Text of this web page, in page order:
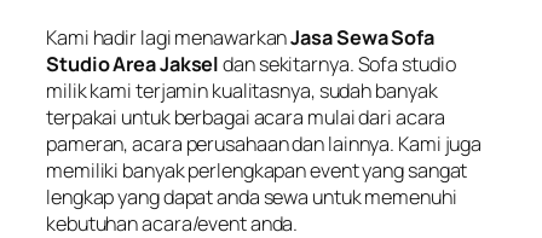
Kami hadir lagi menawarkanJasa Sewa Sofa
Studio Area Jakseldan sekitarnya. Sofa studio
milik kami terjamin kualitasnya, sudah banyak
terpakai untuk berbagai acara mulai dari acara
pameran, acara perusahaan dan lainnya. Kami juga
memiliki banyak perlengkapan event yang sangat
lengkap yang dapat anda sewa untuk memenuhi
kebutuhan acara/event anda.